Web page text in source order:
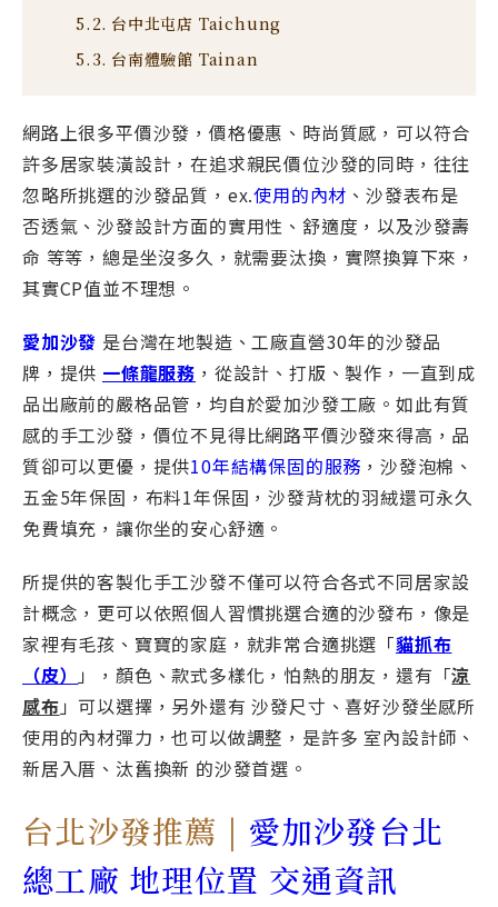
台中北屯店 Taichung
台南體驗館 Tainan
網路上很多平價沙發，價格優惠、時尚質感，可以符合
許多居家裝潢設計，在追求親民價位沙發的同時，往往
忽略所挑選的沙發品質，ex.使用的內材 、沙發表布是
否透氣、沙發設計方面的實用性、舒適度，以及沙發壽
命 等等，總是坐沒多久，就需要汰換，實際換算下來，
其實CP值並不理想。
愛加沙發 是台灣在地製造、工廠直營30年的沙發品
牌，提供 一條龍服務 ，從設計、打版、製作，一直到成
品出廠前的嚴格品管，均自於愛加沙發⼯廠。如此有質
感的手工沙發，價位不見得比網路平價沙發來得高，品
質卻可以更優，提供10年結構保固的服務 ，沙發泡棉、
五金5年保固，布料1年保固，沙發背枕的羽絨還可永久
免費填充，讓你坐的安心舒適。
所提供的客製化手工沙發不僅可以符合各式不同居家設
計概念，更可以依照個人習慣挑選合適的沙發布，像是
家裡有毛孩、寶寶的家庭，就非常合適挑選「貓抓布
（皮）
」，顏色、款式多樣化，怕熱的朋友，還有「涼
感布 」可以選擇，另外還有 沙發尺寸、喜好沙發坐感所
使用的內材彈力，也可以做調整，是許多 室內設計師、
新居入厝、汰舊換新 的沙發首選。
台北沙發推薦 | 愛加沙發台北
總工廠 地理位置 交通資訊